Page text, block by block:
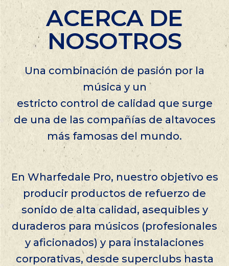
ACERCA DE
NOSOTROS
Una combinación de pasión por la
música y un
estricto control de calidad que surge
de una de las compañías de altavoces
más famosas del mundo.
En Wharfedale Pro, nuestro objetivo es
producir productos de refuerzo de
sonido de alta calidad, asequibles y
duraderos para músicos (profesionales
y aficionados) y para instalaciones
corporativas, desde superclubs hasta